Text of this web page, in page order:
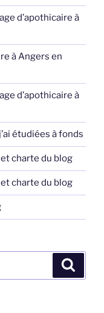
d’apothicaire à
à Angers en
d’apothicaire à
étudiées à fonds
charte du blog
charte du blog